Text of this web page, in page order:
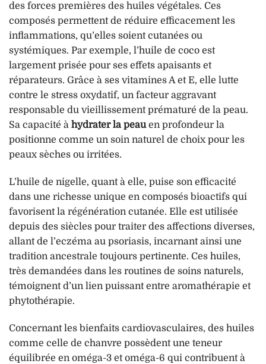
des forces premières des huiles végétales. Ces
composés permettent de réduire efficacement les
inflammations, qu’elles soient cutanées ou
systémiques. Par exemple, l’huile de coco est
largement prisée pour ses effets apaisants et
réparateurs. Grâce à ses vitamines A et E, elle lutte
contre le stress oxydatif, un facteur aggravant
responsable du vieillissement prématuré de la peau.
Sa capacité à hydrater la peauen profondeur la
positionne comme un soin naturel de choix pour les
peaux sèches ou irritées.
L’huile de nigelle, quant à elle, puise son efficacité
dans une richesse unique en composés bioactifs qui
favorisent la régénération cutanée. Elle est utilisée
depuis des siècles pour traiter des affections diverses,
allant de l’eczéma au psoriasis, incarnant ainsi une
tradition ancestrale toujours pertinente. Ces huiles,
très demandées dans les routines de soins naturels,
témoignent d’un lien puissant entre aromathérapie et
phytothérapie.
Concernant les bienfaits cardiovasculaires, des huiles
comme celle de chanvre possèdent une teneur
équilibrée en oméga-3 et oméga-6 qui contribuent à